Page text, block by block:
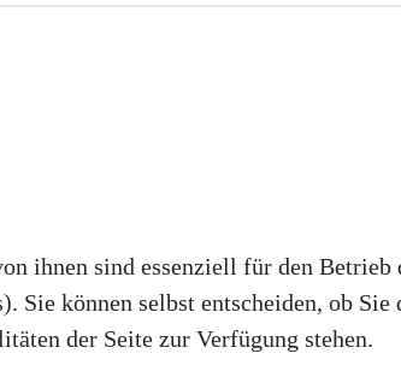
ihnen sind essenziell für den
Sie können selbst entscheiden, ob
der Seite zur Verfügung stehen.